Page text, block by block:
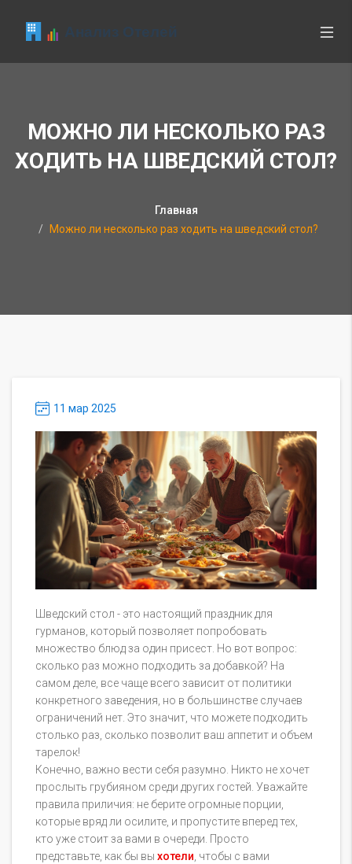
МОЖНО ЛИ НЕСКОЛЬКО РАЗ
ХОДИТЬ НА ШВЕДСКИЙ СТОЛ?
Главная
Можно ли несколько раз ходить на шведский стол?
11 мар 2025
Шведский стол - это настоящий праздник для
гурманов, который позволяет попробовать
множество блюд за один присест. Но вот вопрос:
сколько раз можно подходить за добавкой? На
самом деле, все чаще всего зависит от политики
конкретного заведения, но в большинстве случаев
ограничений нет. Это значит, что можете подходить
столько раз, сколько позволит ваш аппетит и объем
тарелок!
Конечно, важно вести себя разумно. Никто не хочет
прослыть грубияном среди других гостей. Уважайте
правила приличия: не берите огромные порции,
которые вряд ли осилите, и пропустите вперед тех,
кто уже стоит за вами в очереди. Просто
представьте, как бы вы хотели, чтобы с вами